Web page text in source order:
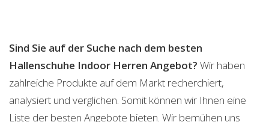
Sind Sie auf der Suche nach dem besten
Hallenschuhe Indoor Herren Angebot? Wir haben
zahlreiche Produkte auf dem Markt recherchiert,
analysiert und verglichen. Somit können wir Ihnen eine
Liste der besten Angebote bieten. Wir bemühen uns